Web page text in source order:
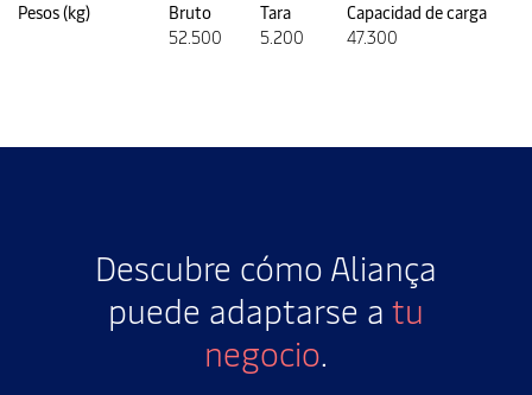
Pesos (kg)
Bruto
52.500
Tara
5.200
Capacidad de carga
47.300
Descubre cómo Aliança
puede adaptarse a tu
negocio.